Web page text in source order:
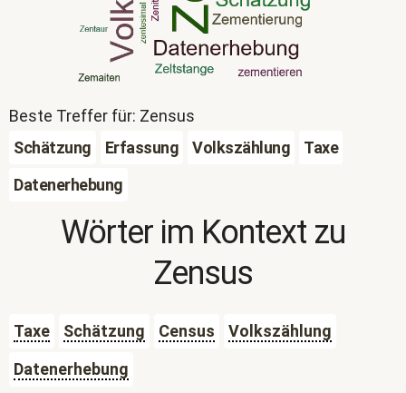
Beste Treffer für: Zensus
Schätzung
Erfassung Volkszählung
Taxe
Datenerhebung
Wörter im Kontext zu
Zensus
Taxe Schätzung Census
Volkszählung
Datenerhebung